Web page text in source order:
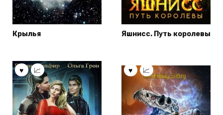
Крылья Яшнисс. Путь королевы